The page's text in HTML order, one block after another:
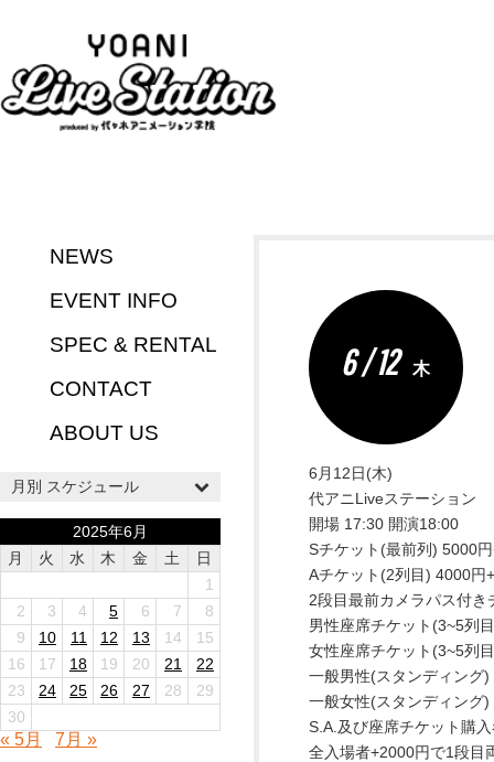
NEWS
EVENT INFO
SPEC & RENTAL
CONTACT
ABOUT US
月別 スケジュール
2025年6月
月
火 水 木 金 土
日
1
2
3 4 5 6 7
8
9
10 11 12 13 14
15
16
17 18 19 20 21
22
23
24 25 26 27 28
29
30
« 5月 7月 »
6 / 12 木
6月12日(木)
代アニLiveステーション
開場 17:30 開演18:00
Sチケット(最前列) 5000
Aチケット(2列目) 4000円
2段目最前カメラパス付
男性座席チケット(3~5列
女性座席チケット(3~5列
一般男性(スタンディング
一般女性(スタンディング
S.A.及び座席チケット購
全入場者+2000円で1段目